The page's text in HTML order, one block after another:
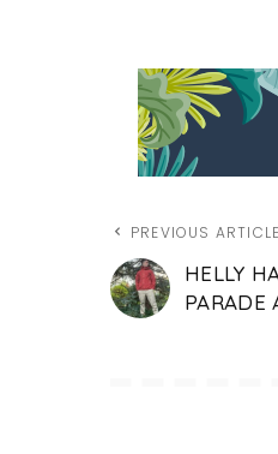
PREVIOUS ARTICLE
HELLY
PARADE